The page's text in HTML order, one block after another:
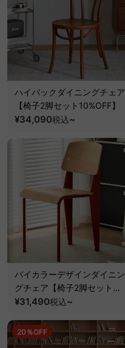
ハイバックダイニングチェア
【椅子2脚セット10%OFF】
¥34,090税込~
バイカラーデザインダイニン
グチェア【椅子2脚セット
15%OFF】
¥31,490税込~
20％OFF